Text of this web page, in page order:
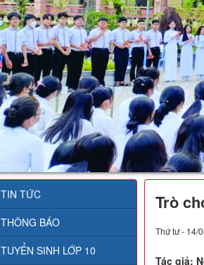
Trò
Thứ tư - 14/
Tác giả:
TIN TỨC
THÔNG BÁO
TUYỂN SINH LỚP 10